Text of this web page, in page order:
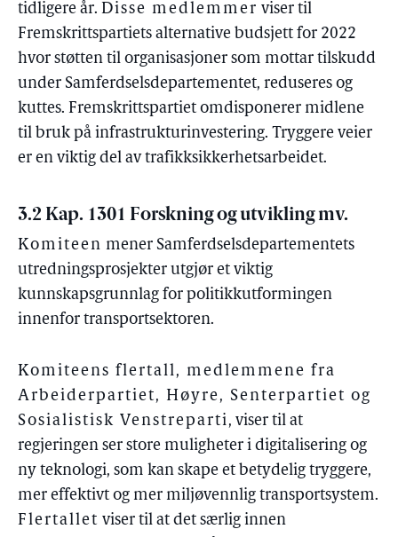
tidligere år. Disse medlemmer viser til
Fremskrittspartiets alternative budsjett for 2022
hvor støtten til organisasjoner som mottar tilskudd
under Samferdselsdepartementet, reduseres og
kuttes. Fremskrittspartiet omdisponerer midlene
til bruk på infrastrukturinvestering. Tryggere veier
er en viktig del av trafikksikkerhetsarbeidet.
3.2 Kap. 1301 Forskning og utvikling mv.
Komiteen mener Samferdselsdepartementets
utredningsprosjekter utgjør et viktig
kunnskapsgrunnlag for politikkutformingen
innenfor transportsektoren.
Komiteens flertall, medlemmene fra
Arbeiderpartiet, Høyre, Senterpartiet og
Sosialistisk Venstreparti, viser til at
regjeringen ser store muligheter i digitalisering og
ny teknologi, som kan skape et betydelig tryggere,
mer effektivt og mer miljøvennlig transportsystem.
Flertallet viser til at det særlig innen